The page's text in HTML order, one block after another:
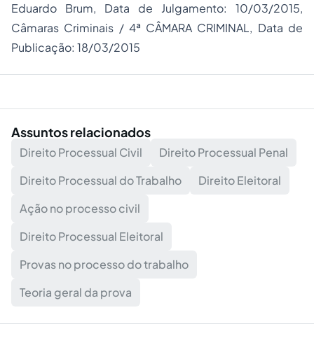
Eduardo Brum, Data de Julgamento: 10/03/2015,
Câmaras Criminais / 4ª CÂMARA CRIMINAL, Data de
Publicação: 18/03/2015
Assuntos relacionados
Direito Processual Civil
Direito Processual Penal
Direito Processual do Trabalho
Direito Eleitoral
Ação no processo civil
Direito Processual Eleitoral
Provas no processo do trabalho
Teoria geral da prova